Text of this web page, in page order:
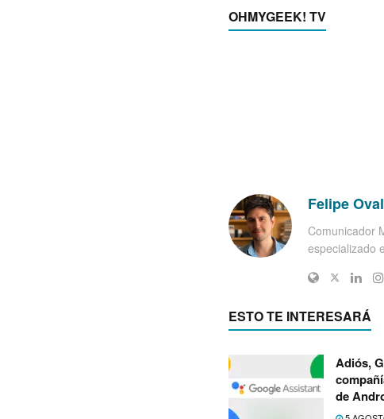
OHMYGEEK! TV
Felipe
Comunicador
especializado
ESTO TE INTERESARÁ
Adiós,
de